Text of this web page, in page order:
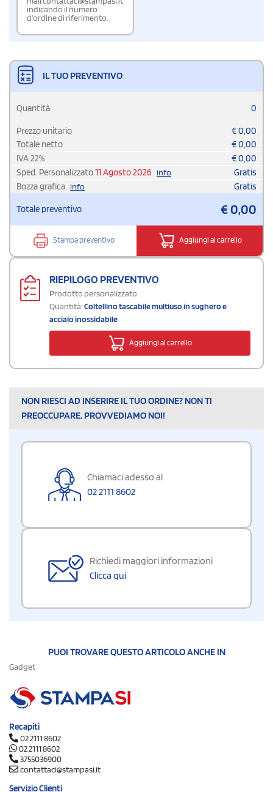
indicando il numero
d'ordine di riferimento.
IL TUO PREVENTIVO
Quantità 0
Prezzo unitario €0,00
Totale netto
€0,00
IVA22% €0,00
Sped. Personalizzato11 Agosto 2026 info
Gratis
Bozza grafica info Gratis
Totale preventivo €0,00
Stampa preventivo Aggiungi al carrello
RIEPILOGO PREVENTIVO
Prodotto personalizzato
Quantità:Coltellino tascabile multiuso in sughero e
acciaio inossidabile
Aggiungi al carrello
NON RIESCI AD INSERIRE IL TUO ORDINE? NON TI
PREOCCUPARE, PROVVEDIAMO NOI!
Chiamaci adesso al
02 2111 8602
Richiedi maggiori informazioni
Clicca qui
PUOI TROVARE QUESTO ARTICOLO ANCHE IN
Gadget
Recapiti
02 2111 8602
02 2111 8602
3755036900
contattaci@stampasi.it
Servizio Clienti